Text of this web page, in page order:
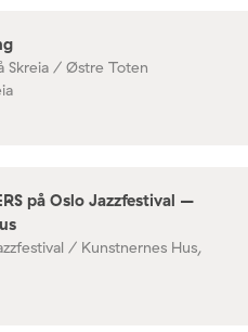
Skreia / Østre Toten
på Oslo Jazzfestival –
/ Kunstnernes Hus,